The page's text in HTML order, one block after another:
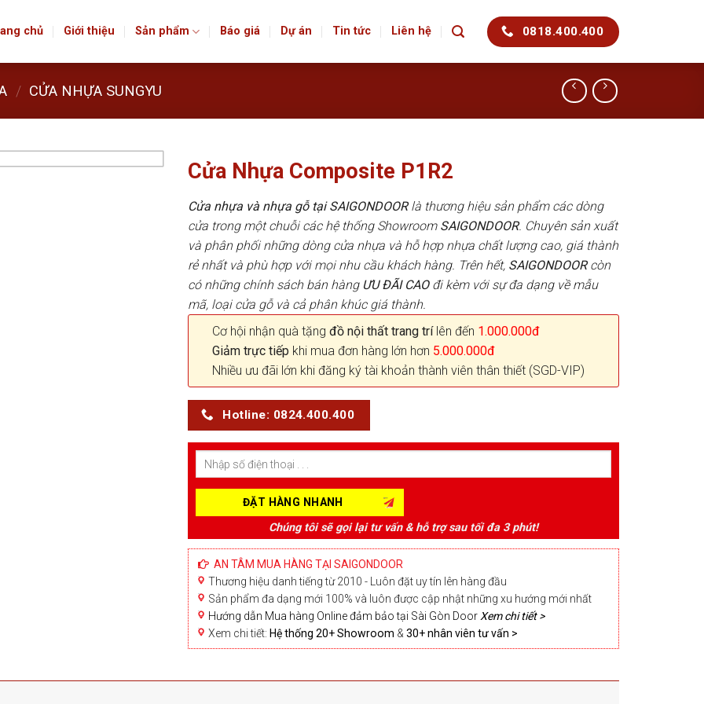
chủ Giới thiệu Sản phẩm Báo giá Dự án Tin tức Liên hệ 0818.400.400
/ CỬA NHỰA SUNGYU
Cửa Nhựa Composite P1R2
Cửa nhựa và nhựa gỗ tại SAIGONDOORlà thương hiệu sản phẩm các dòng
cửa trong một chuỗi các hệ thống Showroom SAIGONDOOR. Chuyên sản xuất
và phân phối những dòng cửa nhựa và hỗ hợp nhựa chất lượng cao, giá thành
rẻ nhất và phù hợp với mọi nhu cầu khách hàng. Trên hết, SAIGONDOORcòn
có những chính sách bán hàng ƯU ĐÃI CAO đi kèm với sự đa dạng về mẫu
mã, loại cửa gỗ và cả phân khúc giá thành.
Cơ hội nhận quà tặng đồ nội thất trang trílên đến 1.000.000đ
Giảm trực tiếp khi mua đơn hàng lớn hơn 5.000.000đ
Nhiều ưu đãi lớn khi đăng ký tài khoản thành viên thân thiết (SGD-VIP)
Hotline: 0824.400.400
Chúng tôi sẽ gọi lại tư vấn & hỗ trợ sau tối đa 3 phút!
AN TÂM MUA HÀNG TẠI SAIGONDOOR
Thương hiệu danh tiếng từ 2010 - Luôn đặt uy tín lên hàng đầu
Sản phẩm đa dạng mới 100% và luôn được cập nhật những xu hướng mới nhất
Hướng dẫn Mua hàng Online đảm bảo tại Sài Gòn Door Xem chi tiết >
Xem chi tiết: Hệ thống 20+ Showroom & 30+ nhân viên tư vấn >